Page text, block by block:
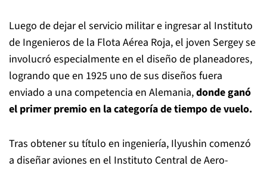
Luego de dejar el servicio militar e ingresar al Instituto
de Ingenieros de la Flota Aérea Roja, el joven Sergey se
involucró especialmente en el diseño de planeadores,
logrando que en 1925 uno de sus diseños fuera
enviado a una competencia en Alemania,donde ganó
el primer premio en la categoría de tiempo de vuelo.
Tras obtener su título en ingeniería, Ilyushin comenzó
a diseñar aviones en el Instituto Central de Aero-